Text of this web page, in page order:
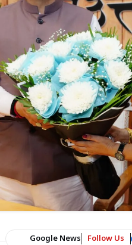
Google News Follow Us